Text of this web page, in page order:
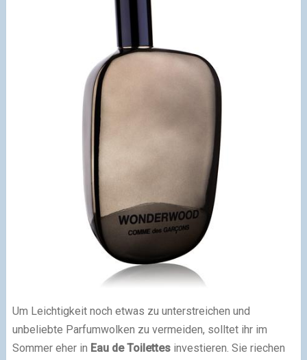
Um Leichtigkeit noch etwas zu unterstreichen und
unbeliebte Parfumwolken zu vermeiden, solltet ihr im
Sommer eher in Eau de Toilettesinvestieren. Sie riechen